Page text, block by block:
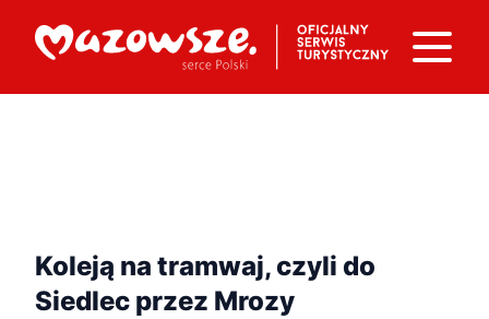
Koleją na tramwaj, czyli do
Siedlec przez Mrozy